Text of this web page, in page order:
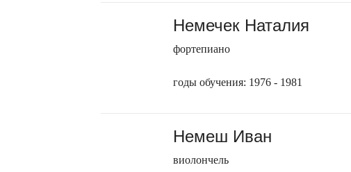
Немечек Наталия
фортепиано
годы обучения: 1976 - 1981
Немеш Иван
виолончель